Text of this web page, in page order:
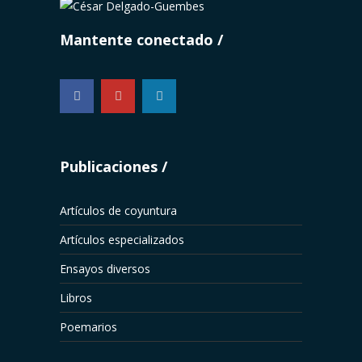
Mantente conectado
...
Publicaciones
Artículos de coyuntura
Artículos especializados
Ensayos diversos
Libros
Poemarios